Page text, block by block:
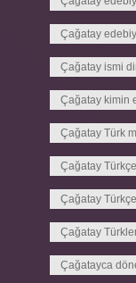
Çağatay
Çağatay ismi
Çağatay kimin
Çağatay Türk
Çağatay
Çağatay
Çağatay
Çağatayca